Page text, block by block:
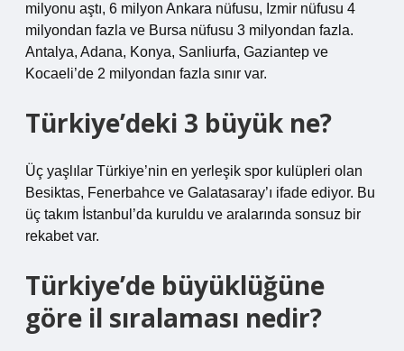
milyonu aştı, 6 milyon Ankara nüfusu, Izmir nüfusu 4
milyondan fazla ve Bursa nüfusu 3 milyondan fazla.
Antalya, Adana, Konya, Sanliurfa, Gaziantep ve
Kocaeli’de 2 milyondan fazla sınır var.
Türkiye’deki 3 büyük ne?
Üç yaşlılar Türkiye’nin en yerleşik spor kulüpleri olan
Besiktas, Fenerbahce ve Galatasaray’ı ifade ediyor. Bu
üç takım İstanbul’da kuruldu ve aralarında sonsuz bir
rekabet var.
Türkiye’de büyüklüğüne
göre il sıralaması nedir?